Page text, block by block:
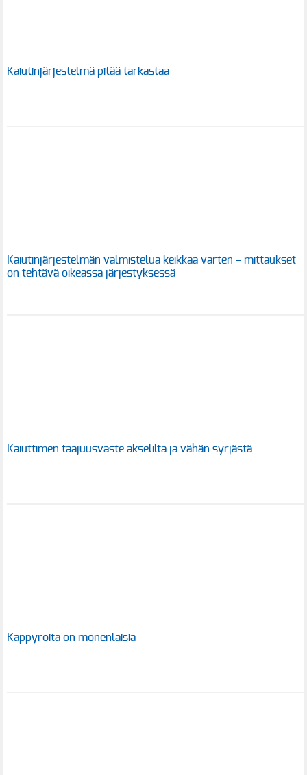
Kaiutinjärjestelmä pitää tarkastaa
Kaiutinjärjestelmän valmistelua keikkaa varten – mittaukset
on tehtävä oikeassa järjestyksessä
Kaiuttimen taajuusvaste akselilta ja vähän syrjästä
Käppyröitä on monenlaisia